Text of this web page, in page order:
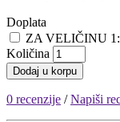
Doplata
ZA VELIČINU
Količina
Dodaj u korpu
0 recenzije /Napiši